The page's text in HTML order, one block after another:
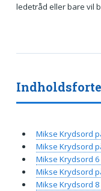
ledetråd eller bare vil
Mikse Krydsord
Mikse Krydsord
Mikse Krydsord
Mikse Krydsord
Mikse Krydsord